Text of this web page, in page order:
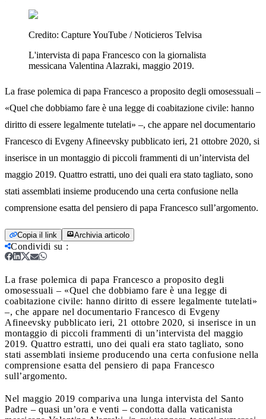
Credito: Capture YouTube / Noticieros Telvisa
L'intervista di papa Francesco con la giornalista
messicana Valentina Alazraki, maggio 2019.
La frase polemica di papa Francesco a proposito degli omosessuali –
«Quel che dobbiamo fare è una legge di coabitazione civile: hanno
diritto di essere legalmente tutelati» –, che appare nel documentario
Francesco di Evgeny Afineevsky pubblicato ieri, 21 ottobre 2020, si
inserisce in un montaggio di piccoli frammenti di un’intervista del
maggio 2019. Quattro estratti, uno dei quali era stato tagliato, sono
stati assemblati insieme producendo una certa confusione nella
comprensione esatta del pensiero di papa Francesco sull’argomento.
Copia il link Archivia articolo
Condividi su :
La frase polemica di papa Francesco a proposito degli
omosessuali – «Quel che dobbiamo fare è una legge di
coabitazione civile: hanno diritto di essere legalmente tutelati»
–, che appare nel documentario Francesco di Evgeny
Afineevsky pubblicato ieri, 21 ottobre 2020, si inserisce in un
montaggio di piccoli frammenti di un’intervista del maggio
2019. Quattro estratti, uno dei quali era stato tagliato, sono
stati assemblati insieme producendo una certa confusione nella
comprensione esatta del pensiero di papa Francesco
sull’argomento.
Nel maggio 2019 compariva una lunga intervista del Santo
Padre – quasi un’ora e venti – condotta dalla vaticanista